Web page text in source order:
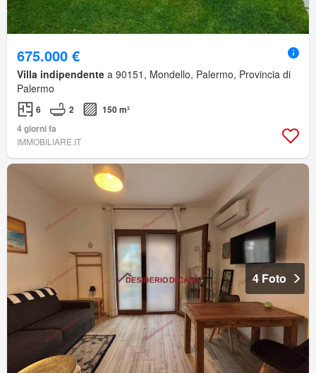
675.000 €
Villa indipendente a 90151, Mondello, Palermo, Provincia di
Palermo
6 2
150 m²
4 giorni fa
IMMOBILIARE.IT
4 Foto